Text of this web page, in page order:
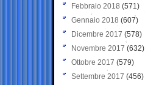
Febbraio 2018 (571)
Gennaio 2018 (607)
Dicembre 2017 (578)
Novembre 2017 (632)
Ottobre 2017 (579)
Settembre 2017 (456)